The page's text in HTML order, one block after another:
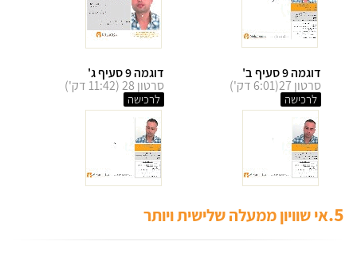
דוגמה 9 סעיף ב'
סרטון 27(6:01 דק')
לרכישה
דוגמה 9 סעיף ג'
סרטון 28 (11:42 דק')
לרכישה
5. אי שוויון ממעלה שלישית ויותר